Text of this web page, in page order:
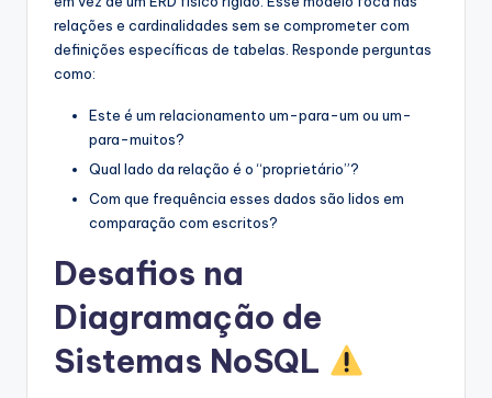
relações e cardinalidades sem se comprometer com
definições específicas de tabelas. Responde perguntas
como:
Este é um relacionamento um-para-um ou um-
para-muitos?
Qual lado da relação é o “proprietário”?
Com que frequência esses dados são lidos em
comparação com escritos?
Desafios na
Diagramação de
Sistemas NoSQL